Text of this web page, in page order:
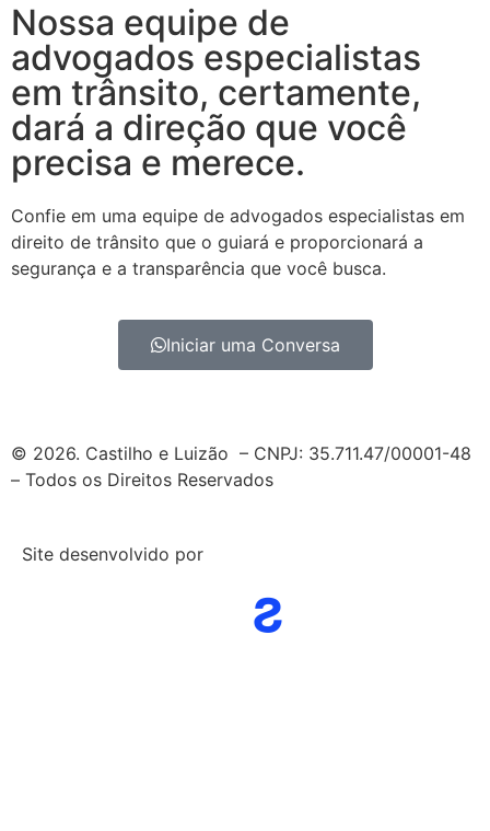
Nossa equipe de
advogados especialistas
em trânsito, certamente,
dará a direção que você
precisa e merece.
Confie em uma equipe de advogados especialistas em
direito de trânsito que o guiará e proporcionará a
segurança e a transparência que você busca.
Iniciar uma Conversa
© 2026. Castilho e Luizão – CNPJ: 35.711.47/00001-48
– Todos os Direitos Reservados
Site desenvolvido por